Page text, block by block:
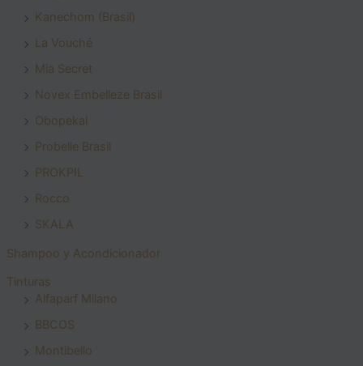
Kanechom (Brasil)
La Vouché
Mia Secret
Novex Embelleze Brasil
Obopekal
Probelle Brasil
PROKPIL
Rocco
SKALA
Shampoo y Acondicionador
Tinturas
Alfaparf Milano
BBCOS
Montibello